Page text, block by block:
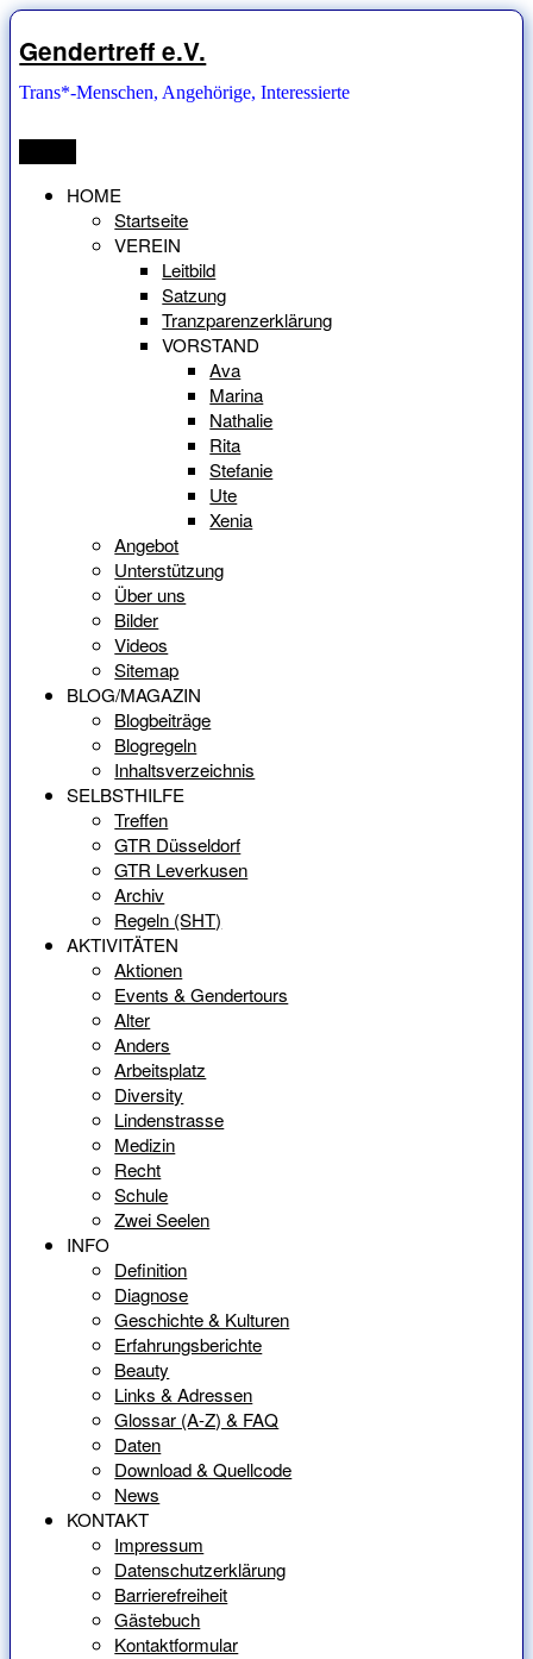
Zum
Inhalt
springen
Gendertreff e.V.
Trans*-Menschen, Angehörige, Interessierte
HOME
Startseite
VEREIN
Leitbild
Satzung
Tranzparenzerklärung
VORSTAND
Ava
Marina
Nathalie
Rita
Stefanie
Ute
Xenia
Angebot
Unterstützung
Über uns
Bilder
Videos
Sitemap
BLOG/MAGAZIN
Blogbeiträge
Blogregeln
Inhaltsverzeichnis
SELBSTHILFE
Treffen
GTR Düsseldorf
GTR Leverkusen
Archiv
Regeln (SHT)
AKTIVITÄTEN
Aktionen
Events & Gendertours
Alter
Anders
Arbeitsplatz
Diversity
Lindenstrasse
Medizin
Recht
Schule
Zwei Seelen
INFO
Definition
Diagnose
Geschichte & Kulturen
Erfahrungsberichte
Beauty
Links & Adressen
Glossar (A-Z) & FAQ
Daten
Download & Quellcode
News
KONTAKT
Impressum
Datenschutzerklärung
Barrierefreiheit
Gästebuch
Kontaktformular